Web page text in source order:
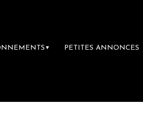
▼ PETITES ANNONCES